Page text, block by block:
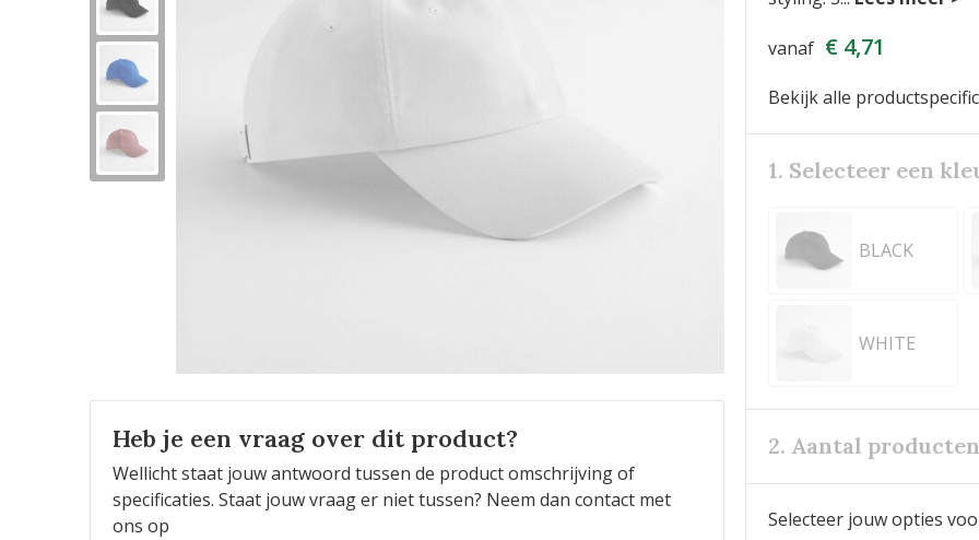
Heb je een vraag over dit product?
Wellicht staat jouw antwoord tussen de product omschrijving of
specificaties. Staat jouw vraag er niet tussen? Neem dan contact met
ons op
vanaf € 4,71
Bekijk alle
1. Selecteer een
BLACK
WHITE
2. Aantal producten
Selecteer jouw opties